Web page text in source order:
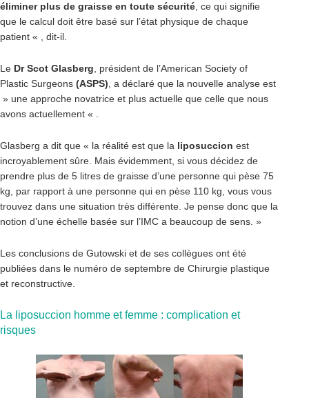
éliminer plus de graisse en toute sécurité , ce qui signifie
que le calcul doit être basé sur l’état physique de chaque
patient « , dit-il.
Le Dr Scot Glasberg , président de l’American Society of
Plastic Surgeons (ASPS) , a déclaré que la nouvelle analyse est
» une approche novatrice et plus actuelle que celle que nous
avons actuellement « .
Glasberg a dit que « la réalité est que la liposuccion est
incroyablement sûre. Mais évidemment, si vous décidez de
prendre plus de 5 litres de graisse d’une personne qui pèse 75
kg, par rapport à une personne qui en pèse 110 kg, vous vous
trouvez dans une situation très différente. Je pense donc que la
notion d’une échelle basée sur l’IMC a beaucoup de sens. »
Les conclusions de Gutowski et de ses collègues ont été
publiées dans le numéro de septembre de Chirurgie plastique
et reconstructive.
La liposuccion homme et femme : complication et
risques